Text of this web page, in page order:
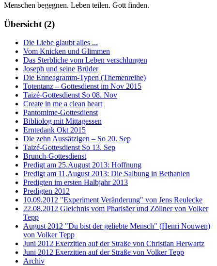
Menschen begegnen. Leben teilen. Gott finden.
Übersicht (2)
Die Liebe glaubt alles ...
Vom Knicken und Glimmen
Das Sterbliche vom Leben verschlungen
Joseph und seine Brüder
Die Enneagramm-Typen (Themenreihe)
Totentanz – Gottesdienst im Nov 2015
Taizé-Gottesdienst So 08. Nov
Create in me a clean heart
Pantomime-Gottesdienst
Bibliolog mit Mittagessen
Erntedank Okt 2015
Die zehn Aussätzigen – So 20. Sep
Taizé-Gottesdienst So 13. Sep
Brunch-Gottesdienst
Predigt am 25.August 2013: Hoffnung
Predigt am 11.August 2013: Die Salbung in Bethanien
Predigten im ersten Halbjahr 2013
Predigten 2012
10.09.2012 "Experiment Veränderung" von Jens Reulecke
22.08.2012 Gleichnis vom Pharisäer und Zöllner von Volker
Tepp
August 2012 "Du bist der geliebte Mensch" (Henri Nouwen)
von Volker Tepp
Juni 2012 Exerzitien auf der Straße von Christian Herwartz
Juni 2012 Exerzitien auf der Straße von Volker Tepp
Archiv